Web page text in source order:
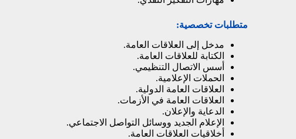
متطلبات تخصصية:
مدخل إلى العلاقات العامة.
الكتابة للعلاقات العامة.
أسس الاتصال التنظيمي.
الحملات الإعلامية.
العلاقات العامة الدولية.
العلاقات العامة في الأزمات.
الدعاية والإعلان.
الإعلام الجديد ووسائل التواصل الاجتماعي.
أخلاقيات العلاقات العامة.